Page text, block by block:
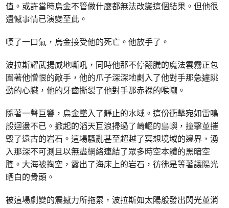
值。或許當時烏金不管做什麼都無法改變這個結果。但他很
遺憾事情已演變至此。
嘆了一口氣，烏金接受他的死亡。他放手了。
波拉斯耀武揚威地嘶吼，同時他那不停翻騰的魔法雲霧正包
圍著他憎恨的敵手，他的爪子深深地劃入了他對手那急遽跳
動的心臟，他的牙齒撕裂了他對手那赤裸的喉嚨。
隨著一聲巨響，烏金墜入了靜止的水域。這份衝擊宛如雷鳴
般迴盪不已。掀起的滔天巨浪掃過了崎嶇的島嶼，撞擊並摧
毀了遠古的岩石。這場騷亂甚至超越了冥想境域的邊界，湧
入那深不可測且以無盡網絡連結了眾多時空本體的黑暗空
腔。大海被掏空，露出了海床上的岩石，彷彿是等著讓陽光
晒白的骨頭。
被這場劇變的震撼力所拖累，波拉斯如太陽般發出閃光並消